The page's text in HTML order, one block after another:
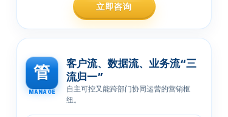
立即咨询
管
MANAGE
客户流、数据流、业务流“三
流归一”
自主可控又能跨部门协同运营的营销枢
纽。